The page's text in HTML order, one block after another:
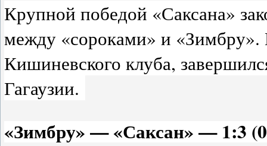
Крупной победой «Саксана»
между «сороками» и
Кишиневского клуба,
Гагаузии.
«Зимбру» — «Саксан» — 1:3